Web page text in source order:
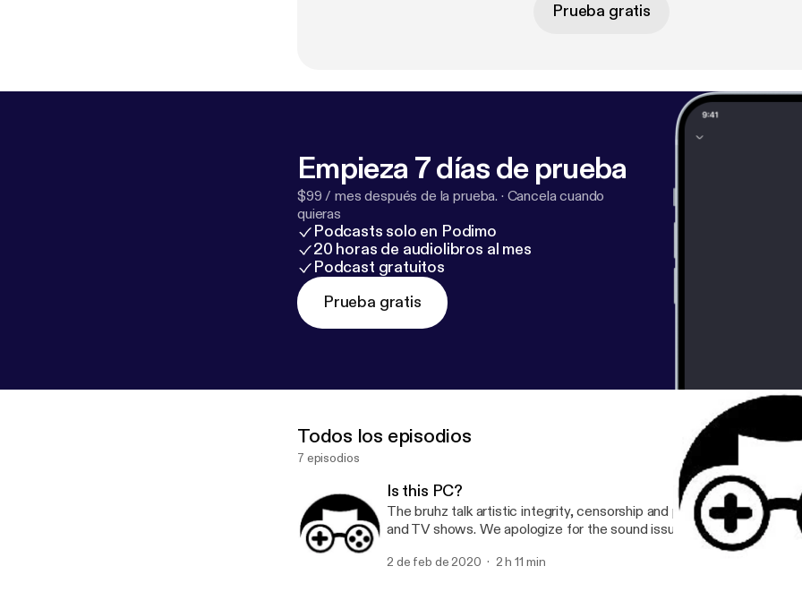
Prueba gratis
Empieza 7 días de prueba
$99 / mes después de la prueba. · Cancela cuando
quieras
Podcasts solo en Podimo
20 horas de audiolibros al mes
Podcast gratuitos
Prueba gratis
Todos los episodios
7 episodios
Is this PC?
The bruhz talk artistic integrity, censorship and political correctness
and TV shows. We apologize for the sound issues during this episode and we're
2 de feb de 2020 2 h 11 min